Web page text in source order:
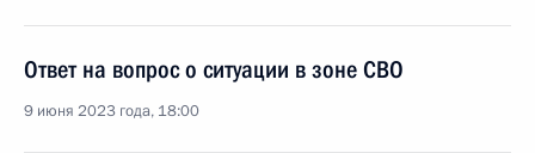
Ответ на вопрос о ситуации в зоне СВО
9 июня 2023 года, 18:00